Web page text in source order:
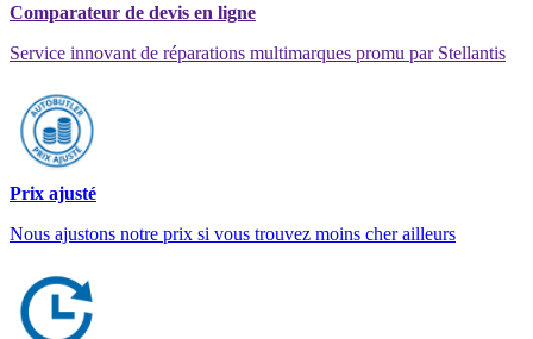
Comparateur de devis en ligne
Service innovant de réparations multimarques promu par Stellantis
Prix ajusté
Nous ajustons notre prix si vous trouvez moins cher ailleurs